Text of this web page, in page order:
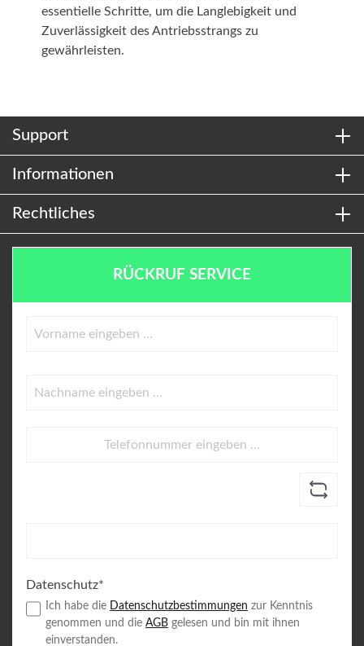
essentielle Schritte, um die Langlebigkeit und
Zuverlässigkeit des Antriebsstrangs zu
gewährleisten.
Support
Informationen
Rechtliches
RÜCKRUF SERVICE
Datenschutz*
Ich habe die Datenschutzbestimmungen zur Kenntnis
genommen und die AGB gelesen und bin mit ihnen
einverstanden.